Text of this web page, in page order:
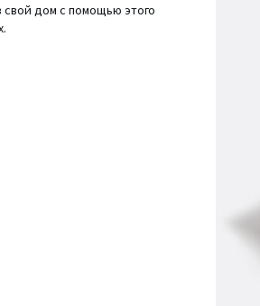
свой дом с помощью этого